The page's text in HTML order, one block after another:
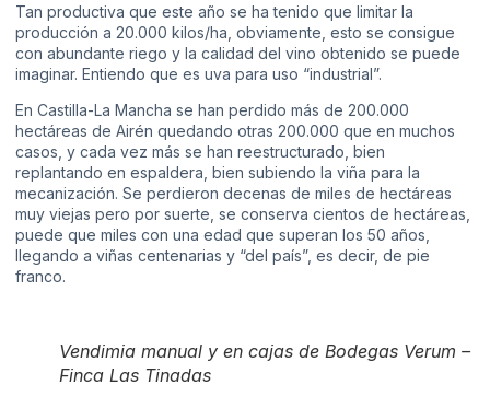
Tan productiva que este año se ha tenido que limitar la
producción a 20.000 kilos/ha, obviamente, esto se consigue
con abundante riego y la calidad del vino obtenido se puede
imaginar. Entiendo que es uva para uso “industrial”.
En Castilla-La Mancha se han perdido más de 200.000
hectáreas de Airén quedando otras 200.000 que en muchos
casos, y cada vez más se han reestructurado, bien
replantando en espaldera, bien subiendo la viña para la
mecanización. Se perdieron decenas de miles de hectáreas
muy viejas pero por suerte, se conserva cientos de hectáreas,
puede que miles con una edad que superan los 50 años,
llegando a viñas centenarias y “del país”, es decir, de pie
franco.
Vendimia manual y en cajas de Bodegas Verum –
Finca Las Tinadas